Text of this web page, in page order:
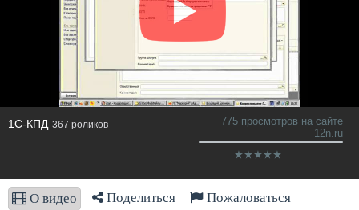
1С-КПД 367 роликов
775 просмотров на сайте
12n.ru
О видео Поделиться Пожаловаться